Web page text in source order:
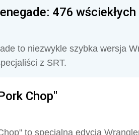
476
to niezwykle szybka wersja
z SRT.
Chop"
to specjalna edycja